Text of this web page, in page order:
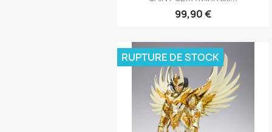
99,90 €
RUPTURE DE STOCK